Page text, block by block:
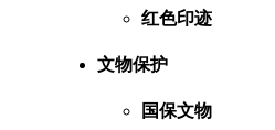
红色印迹
文物保护
国保文物